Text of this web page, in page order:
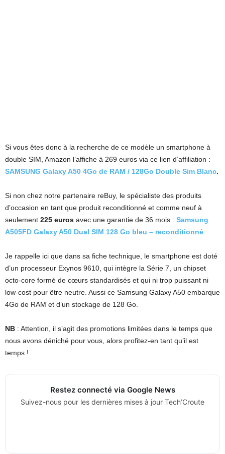
Si vous êtes donc à la recherche de ce modèle un smartphone à
double SIM, Amazon l’affiche à 269 euros via ce lien d’affiliation :
SAMSUNG Galaxy A50 4Go de RAM / 128Go Double Sim Blanc.
Si non chez notre partenaire reBuy, le spécialiste des produits
d’occasion en tant que produit reconditionné et comme neuf à
seulement 225 euros avec une garantie de 36 mois : Samsung
A505FD Galaxy A50 Dual SIM 128 Go bleu – reconditionné
Je rappelle ici que dans sa fiche technique, le smartphone est doté
d’un processeur Exynos 9610, qui intègre la Série 7, un chipset
octo-core formé de cœurs standardisés et qui ni trop puissant ni
low-cost pour être neutre. Aussi ce Samsung Galaxy A50 embarque
4Go de RAM et d’un stockage de 128 Go.
NB : Attention, il s’agit des promotions limitées dans le temps que
nous avons déniché pour vous, alors profitez-en tant qu’il est
temps !
Restez connecté via Google News
Suivez-nous pour les dernières mises à jour Tech’Croute